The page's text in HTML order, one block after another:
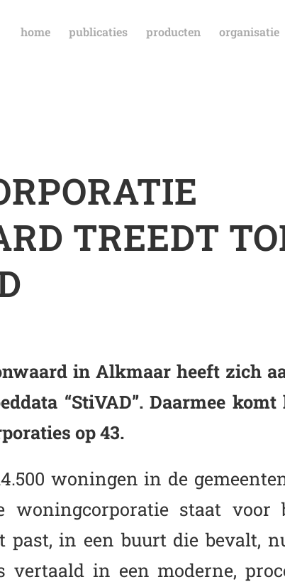
home publicaties producten organisatie
TREEDT
in Alkmaar heeft zich
“StiVAD”. Daarmee
op 43.
woningen in de
staat voor
past, in een buurt die bevalt,
vertaald in een moderne,